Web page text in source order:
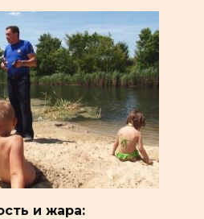
и жара: